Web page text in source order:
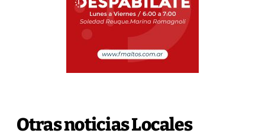
Otras noticias Locales